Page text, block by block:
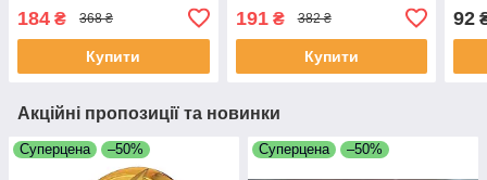
184 ₴ 368 ₴
Купити
191₴ 382 ₴
Купити
92
Акційні пропозиції та новинки
Суперцена –50% Суперцена –50%